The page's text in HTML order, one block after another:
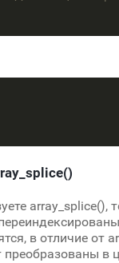
array_splice(),
в отличие от
преобразованы в